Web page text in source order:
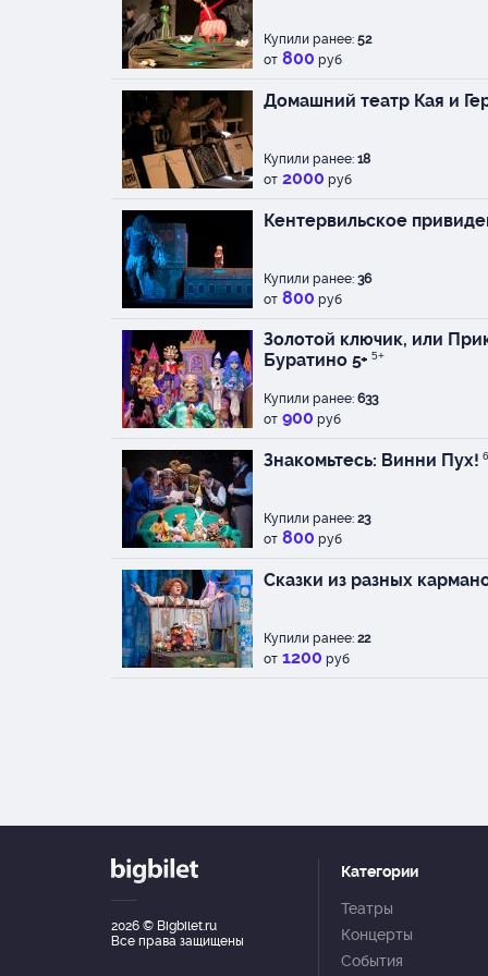
Купили ранее: 52
от 800 руб
Домашний театр Кая и
Купили ранее: 18
от 2000 руб
Кентервильское
Купили ранее: 36
от 800 руб
Золотой ключик, или
Буратино 5+ 5+
Купили ранее: 633
от 900 руб
Знакомьтесь: Винни Пух!
Купили ранее: 23
от 800 руб
Сказки из разных
Купили ранее: 22
от 1200 руб
2026 © Bigbilet.ru
Все права защищены
Категории
Театры
Концерты
События